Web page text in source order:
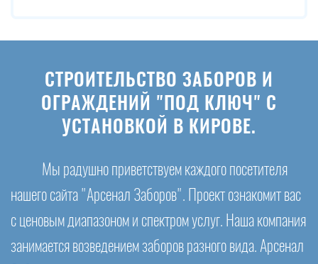
СТРОИТЕЛЬСТВО ЗАБОРОВ И
ОГРАЖДЕНИЙ "ПОД КЛЮЧ" С
УСТАНОВКОЙ В КИРОВЕ.
Мы радушно приветствуем каждого посетителя
нашего сайта "Арсенал Заборов". Проект ознакомит вас
с ценовым диапазоном и спектром услуг. Наша компания
занимается возведением заборов разного вида. Арсенал